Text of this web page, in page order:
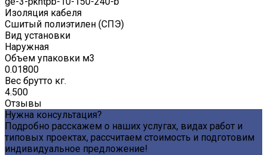
Изоляция кабеля
Сшитый полиэтилен (СПЭ)
Вид установки
Наружная
Объем упаковки м3
0.01800
Вес брутто кг.
4.500
Отзывы
Нужна консультация?
Подробно расскажем о наших услугах, видах работ и
типовых проектах, рассчитаем стоимость и подготовим
индивидуальное предложение!